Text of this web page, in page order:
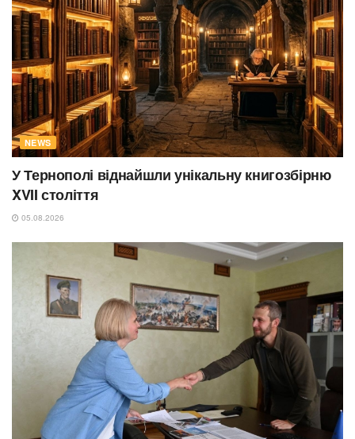
NEWS
У Тернополі віднайшли унікальну книгозбірню
XVII століття
05.08.2026